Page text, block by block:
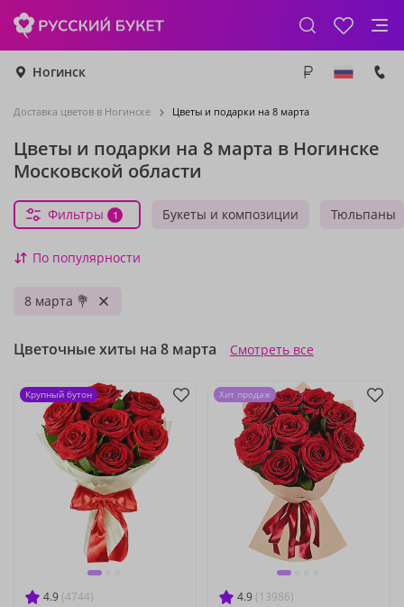
Ногинск
Доставка цветов в Ногинске Цветы и подарки на 8 марта
Цветы и подарки на 8 марта в Ногинске
Московской области
Букеты и композиции Тюльпаны
Фильтры 1
По популярности
8 марта 💐
Цветочные хиты на 8 марта Смотреть все
4.9 (4744)
Крупный бутон
4.9 (13986)
Хит продаж